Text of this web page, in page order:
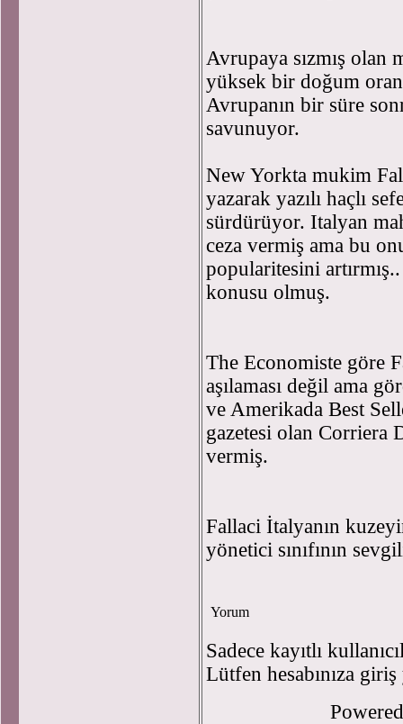
Avrupaya sızmış olan
yüksek bir doğum
Avrupanın bir süre
savunuyor.
New Yorkta mukim
yazarak yazılı haçlı
sürdürüyor. Italyan
ceza vermiş ama bu
popularitesini
konusu olmuş.
The Economiste göre
aşılaması değil ama
ve Amerikada Best
gazetesi olan Corriera
vermiş.
Fallaci İtalyanın
yönetici sınıfının
Yorum
Sadece kayıtlı
Lütfen hesabınıza